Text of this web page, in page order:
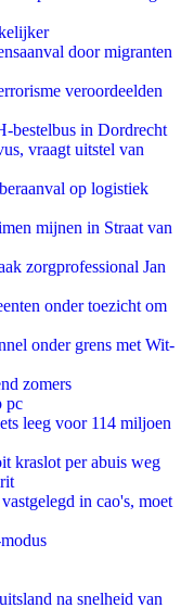
door migranten
veroordeelden
bestelbus in Dordrecht
vraagt uitstel van
op logistiek
mijnen in Straat van
zorgprofessional Jan
onder toezicht om
onder grens met Wit-
zomers
pc
leeg voor 114 miljoen
kraslot per abuis weg
in cao's, moet
na snelheid van